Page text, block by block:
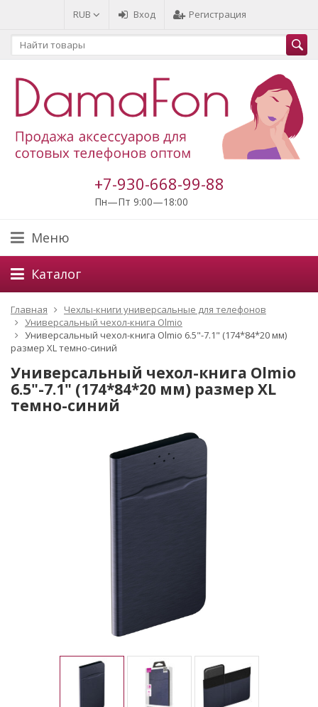
RUB Вход Регистрация
+7-930-668-99-88
Пн—Пт 9:00—18:00
Меню
Каталог
Главная
Чехлы-книги универсальные для телефонов
Универсальный чехол-книга Olmio
Универсальный чехол-книга Olmio 6.5"-7.1" (174*84*20 мм)
размер XL темно-синий
Универсальный чехол-книга Olmio
6.5"-7.1" (174*84*20 мм) размер XL
темно-синий